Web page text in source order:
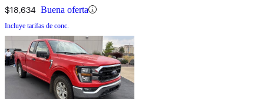
$18,634 Buena oferta
Incluye tarifas de conc.